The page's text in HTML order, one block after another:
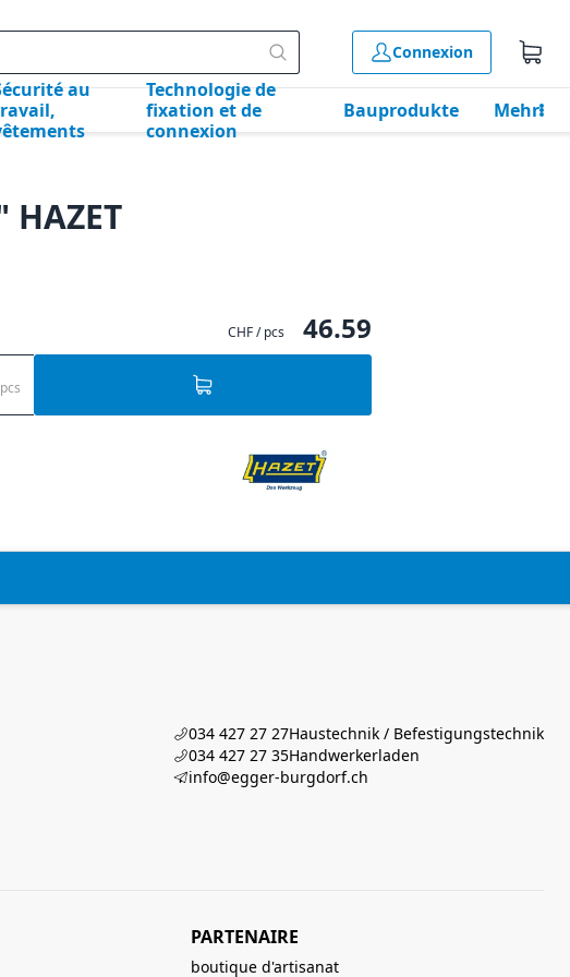
Connexion
au
Technologie de
fixation et de
connexion
Bauprodukte Mehr
CHF / pcs 46.59
pcs
034 427 27 27Haustechnik / Befestigungstechnik
034 427 27 35Handwerkerladen
info@egger-burgdorf.ch
PARTENAIRE
boutique d'artisanat